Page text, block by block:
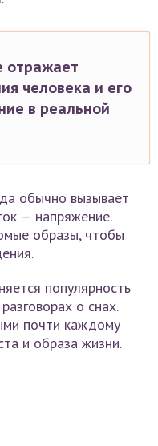
отражает
человека и его
в реальной
обычно вызывает
— напряжение.
образы, чтобы
популярность
о снах.
почти каждому
и образа жизни.